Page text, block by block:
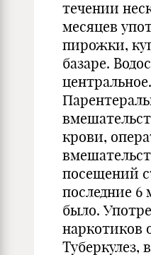
течении
месяцев
пирожки,
базаре.
центральное.
крови,
посещений
последние 6
было.
наркотиков
Туберкулез,